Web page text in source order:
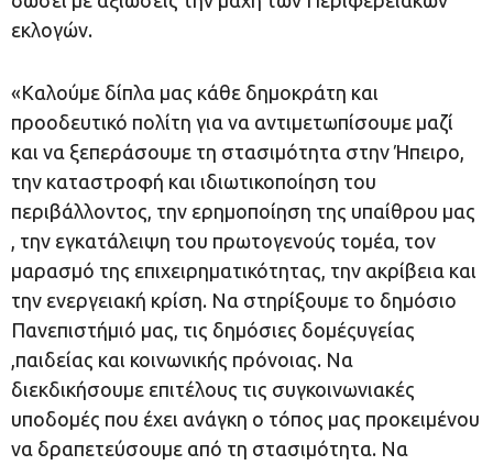
εκλογών.
«Καλούμε δίπλα μας κάθε δημοκράτη και
προοδευτικό πολίτη για να αντιμετωπίσουμε μαζί
και να ξεπεράσουμε τη στασιμότητα στην Ήπειρο,
την καταστροφή και ιδιωτικοποίηση του
περιβάλλοντος, την ερημοποίηση της υπαίθρου μας
, την εγκατάλειψη του πρωτογενούς τομέα, τον
μαρασμό της επιχειρηματικότητας, την ακρίβεια και
την ενεργειακή κρίση. Να στηρίξουμε το δημόσιο
Πανεπιστήμιό μας, τις δημόσιες δομέςυγείας
,παιδείας και κοινωνικής πρόνοιας. Να
διεκδικήσουμε επιτέλους τις συγκοινωνιακές
υποδομές που έχει ανάγκη ο τόπος μας προκειμένου
να δραπετεύσουμε από τη στασιμότητα. Να